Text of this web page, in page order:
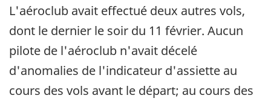
L'aéroclub avait effectué deux autres vols,
dont le dernier le soir du 11 février. Aucun
pilote de l'aéroclub n'avait décelé
d'anomalies de l'indicateur d'assiette au
cours des vols avant le départ; au cours des